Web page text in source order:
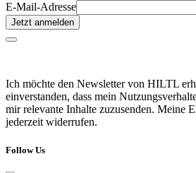
E-Mail-Adresse
Jetzt anmelden
Ich möchte den Newsletter von HILTL
einverstanden, dass mein
mir relevante Inhalte zuzusenden. Meine
jederzeit widerrufen.
Follow Us